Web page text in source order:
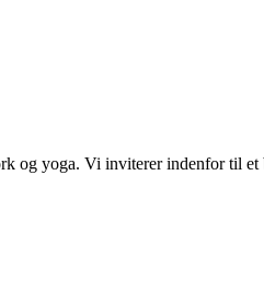
og yoga. Vi inviterer indenfor til et